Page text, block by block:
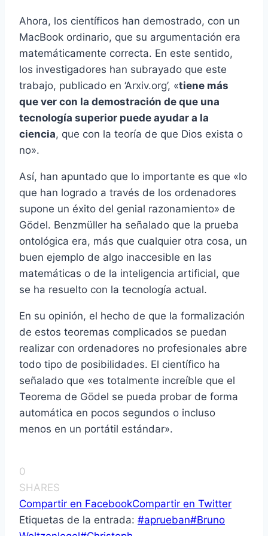
Ahora, los científicos han demostrado, con un
MacBook ordinario, que su argumentación era
matemáticamente correcta. En este sentido,
los investigadores han subrayado que este
trabajo, publicado en ‘Arxiv.org’, «tiene más
que ver con la demostración de que una
tecnología superior puede ayudar a la
ciencia, que con la teoría de que Dios exista o
no».
Así, han apuntado que lo importante es que «lo
que han logrado a través de los ordenadores
supone un éxito del genial razonamiento» de
Gödel. Benzmüller ha señalado que la prueba
ontológica era, más que cualquier otra cosa, un
buen ejemplo de algo inaccesible en las
matemáticas o de la inteligencia artificial, que
se ha resuelto con la tecnología actual.
En su opinión, el hecho de que la formalización
de estos teoremas complicados se puedan
realizar con ordenadores no profesionales abre
todo tipo de posibilidades. El científico ha
señalado que «es totalmente increíble que el
Teorema de Gödel se pueda probar de forma
automática en pocos segundos o incluso
menos en un portátil estándar».
0
SHARES
Compartir en FacebookCompartir en Twitter
Etiquetas de la entrada: #aprueban#Bruno